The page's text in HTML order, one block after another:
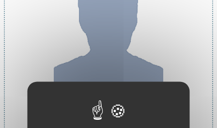
Cheffe de service :
Pr LAPORTE Silvy